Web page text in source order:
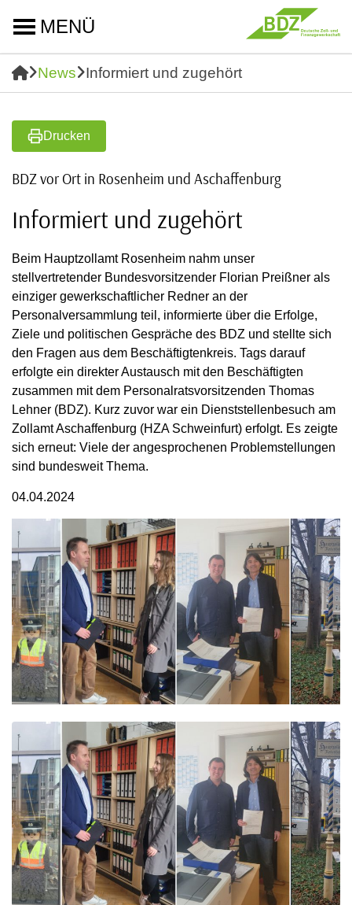
MENÜ
News Informiert und zugehört
Drucken
BDZ vor Ort in Rosenheim und Aschaffenburg
Informiert und zugehört
Beim Hauptzollamt Rosenheim nahm unser
stellvertretender Bundesvorsitzender Florian Preißner als
einziger gewerkschaftlicher Redner an der
Personalversammlung teil, informierte über die Erfolge,
Ziele und politischen Gespräche des BDZ und stellte sich
den Fragen aus dem Beschäftigtenkreis. Tags darauf
erfolgte ein direkter Austausch mit den Beschäftigten
zusammen mit dem Personalratsvorsitzenden Thomas
Lehner (BDZ). Kurz zuvor war ein Dienststellenbesuch am
Zollamt Aschaffenburg (HZA Schweinfurt) erfolgt. Es zeigte
sich erneut: Viele der angesprochenen Problemstellungen
sind bundesweit Thema.
04.04.2024